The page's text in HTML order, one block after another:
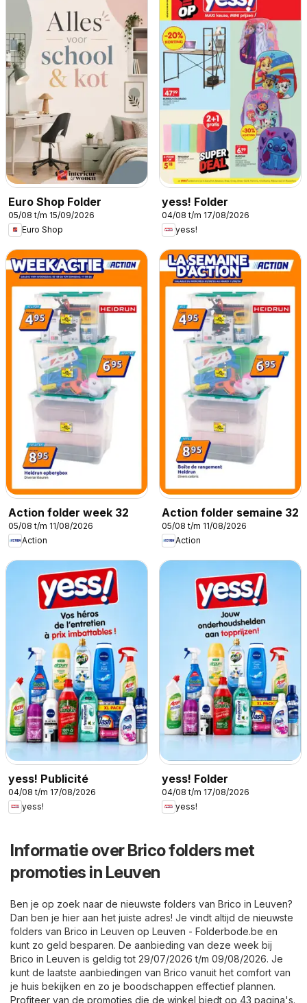
Euro Shop Folder
05/08 t/m 15/09/2026
Euro Shop
yess! Folder
04/08 t/m 17/08/2026
yess!
Action folder week 32
05/08 t/m 11/08/2026
Action
Action folder semaine 32
05/08 t/m 11/08/2026
Action
yess! Publicité
04/08 t/m 17/08/2026
yess!
yess! Folder
04/08 t/m 17/08/2026
yess!
Informatie over Brico folders met
promoties in Leuven
Ben je op zoek naar de nieuwste folders van Brico in Leuven?
Dan ben je hier aan het juiste adres! Je vindt altijd de nieuwste
folders van Brico in Leuven op Leuven - Folderbode.be en
kunt zo geld besparen. De aanbieding van deze week bij
Brico in Leuven is geldig tot 29/07/2026 t/m 09/08/2026. Je
kunt de laatste aanbiedingen van Brico vanuit het comfort van
je huis bekijken en zo je boodschappen effectief plannen.
Profiteer van de promoties die de winkel biedt op 43 pagina's.